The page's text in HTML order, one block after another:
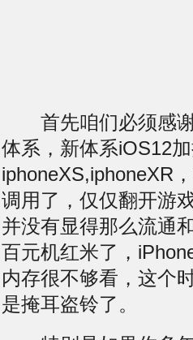
首先咱们必须感谢
体系，新体系iOS12
iphoneXS,iphoneXR
调用了，仅仅翻开游
并没有显得那么流通
百元机红米了，
内存很不够看，这个
是掩耳盗铃了。